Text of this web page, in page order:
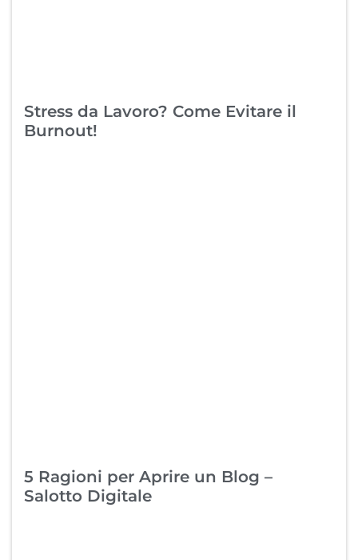
Stress da Lavoro? Come Evitare il
Burnout!
5 Ragioni per Aprire un Blog –
Salotto Digitale